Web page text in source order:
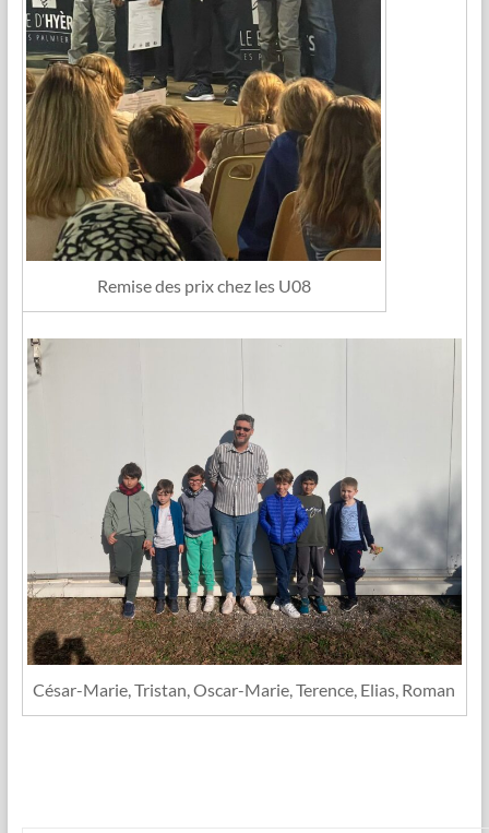
Remise des prix chez les U08
César-Marie, Tristan, Oscar-Marie, Terence, Elias, Roman